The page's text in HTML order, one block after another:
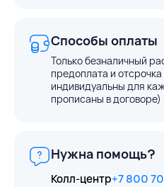
Способы оплаты
Только безналичный
предоплата и
индивидуальны для
прописаны в договоре)
Нужна помощь?
Колл-центр+7 800